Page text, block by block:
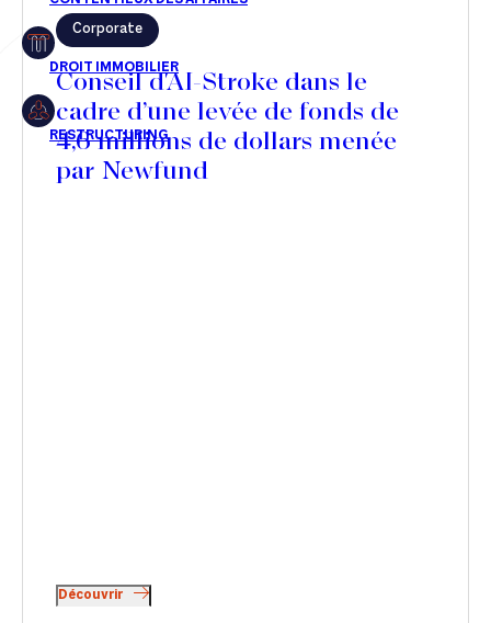
Restructuring
Article
Corporate
Conseil d'AI-Stroke dans le
cadre d’une levée de fonds de
4,6 millions de dollars menée
par Newfund
Découvrir